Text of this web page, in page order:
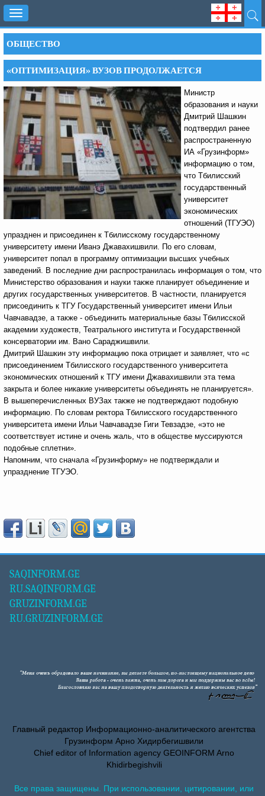
Toggle
navigation
ОБЩЕСТВО
«ОПТИМИЗАЦИЯ» ВУЗОВ ПРОДОЛЖАЕТСЯ
Министр
образования и науки
Дмитрий Шашкин
подтвердил ранее
распространенную
ИА «Грузинформ»
информацию о том,
что Тбилисский
государственный
университет
экономических
отношений (ТГУЭО)
упразднен и присоединен к Тбилисскому государственному
университету имени Иванэ Джавахишвили. По его словам,
университет попал в программу оптимизации высших учебных
заведений. В последние дни распространилась информация о том, что
Министерство образования и науки также планирует объединение и
других государственных университетов. В частности, планируется
присоединить к ТГУ Государственный университет имени Ильи
Чавчавадзе, а также - объединить материальные базы Тбилисской
академии художеств, Театрального института и Государственной
консерватории им. Вано Сараджишвили.
Дмитрий Шашкин эту информацию пока отрицает и заявляет, что «с
присоединением Тбилисского государственного университета
экономических отношений к ТГУ имени Джавахишвили эта тема
закрыта и более никакие университеты объединять не планируется».
В вышеперечисленных ВУЗах также не подтверждают подобную
информацию. По словам ректора Тбилисского государственного
университета имени Ильи Чавчавадзе Гиги Тевзадзе, «это не
соответствует истине и очень жаль, что в обществе муссируются
подобные сплетни».
Напомним, что сначала «Грузинформу» не подтверждали и
упразднение ТГУЭО.
SAQINFORM.GE
RU.SAQINFORM.GE
GRUZINFORM.GE
RU.GRUZINFORM.GE
Главный редактор Информационно-аналитического агентства
Грузинформ Арно Хидирбегишвили
Chief editor of Information agency GEOINFORM Arno
Khidirbegishvili
Все права защищены. При использовании, цитировании, или